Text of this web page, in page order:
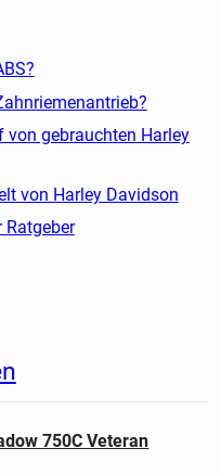
gebrauchten Harley
von Harley Davidson
Ratgeber
750C Veteran